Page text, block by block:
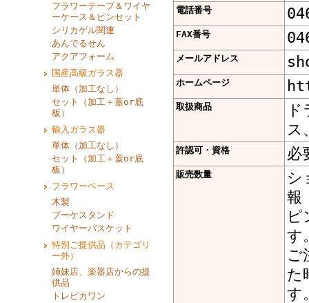
フラワーテープ＆ワイヤ
ーケース＆ピンセット
シリカゲル関連
あんでるせん
アクアフォーム
国産高級ガラス器
単体（加工なし）
セット（加工＋蓋or底
板）
輸入ガラス器
単体（加工なし）
セット（加工＋蓋or底
板）
フラワーベース
木製
ブーケスタンド
ワイヤーバスケット
特別ご提供品（カテゴリ
ー外）
姉妹店、楽器店からの提
供品
トレピカワン
電話番号
FAX番号
メールアドレス
ホームページ
取扱商品
ス
許認可・資格 必
販売数量
シ
報
ピ
す
ご
た
す